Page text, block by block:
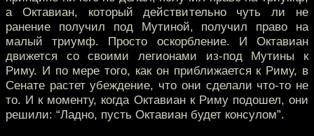
а Октавиан, который действительно чуть ли не
ранение получил под Мутиной, получил право на
малый триумф. Просто оскорбление. И Октавиан
движется со своими легионами из-под Мутины к
Риму. И по мере того, как он приближается к Риму, в
Сенате растет убеждение, что они сделали что-то не
то. И к моменту, когда Октавиан к Риму подошел, они
решили: “Ладно, пусть Октавиан будет консулом”.